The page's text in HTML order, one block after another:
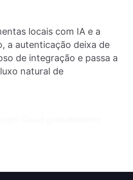
locais com IA e a
a autenticação deixa de
de integração e passa a
natural de